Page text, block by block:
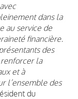
dans la
au service de
financière.
des
la
et à
l’ensemble des
du